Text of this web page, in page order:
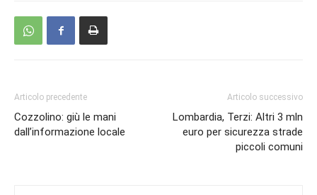
Articolo precedente
Cozzolino: giù le mani
dall’informazione locale
Articolo successivo
Lombardia, Terzi: Altri 3 mln
euro per sicurezza strade
piccoli comuni